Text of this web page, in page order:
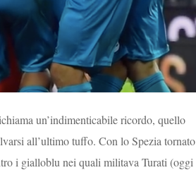
un’indimenticabile ricordo, quello
all’ultimo tuffo. Con lo Spezia tornato
i gialloblu nei quali militava Turati (oggi